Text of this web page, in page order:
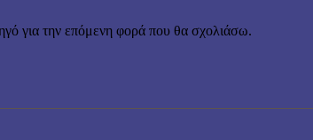
για την επόμενη φορά που θα σχολιάσω.